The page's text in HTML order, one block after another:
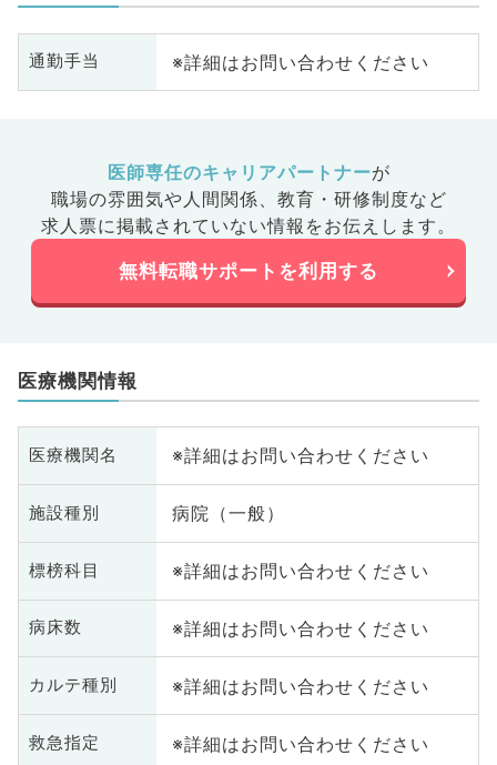
通勤手当 ※詳細はお問い合わせください
医師専任のキャリアパートナーが
職場の雰囲気や人間関係、 教育・研修制度など
求人票に掲載されていない情報をお伝えします。
無料転職サポートを利用する
医療機関情報
医療機関名 ※詳細はお問い合わせください
施設種別 病院（一般）
標榜科目 ※詳細はお問い合わせください
病床数 ※詳細はお問い合わせください
カルテ種別 ※詳細はお問い合わせください
救急指定 ※詳細はお問い合わせください